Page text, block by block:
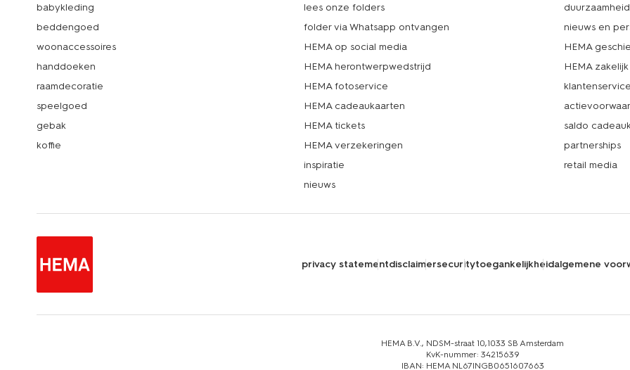
babykleding
beddengoed
woonaccessoires
handdoeken
raamdecoratie
speelgoed
gebak
koffie
lees onze folders
folder via Whatsapp ontvangen
HEMA op social media
HEMA herontwerpwedstrijd
HEMA fotoservice
HEMA cadeaukaarten
HEMA tickets
HEMA verzekeringen
inspiratie
nieuws
duurzaamheid
nieuws en
HEMA
HEMA zakelijk
klantenservice
saldo
partnerships
retail media
privacy statementdisclaimersecuritytoegankelijkheidalgemene
HEMA B.V., NDSM-straat 10,1033 SB Amsterdam
KvK-nummer: 34215639
IBAN: HEMA NL67INGB0651607663